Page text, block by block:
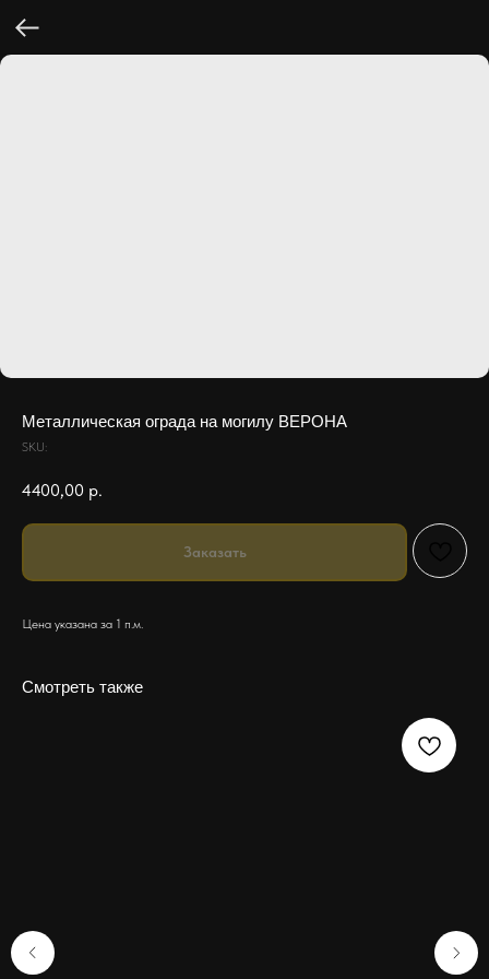
Металлическая ограда на могилу ВЕРОНА
SKU:
4400,00 р.
Заказать
Цена указана за 1 п.м.
Смотреть также